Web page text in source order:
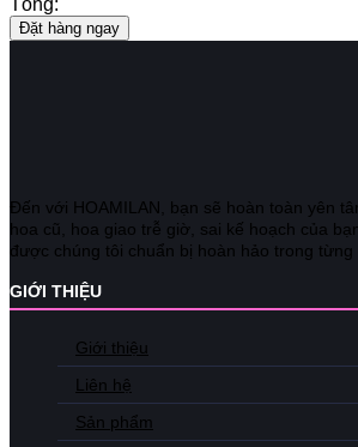
Đặt hàng ngay
Đến với HOAMILAN, bạn sẽ hoàn toàn yên
hoa cũ, hoa giao trễ giờ, sai kế hoạch của
được chúng tôi chuẩn bị hoàn hảo trong từng
GIỚI THIỆU
Giới thiệu
Liên hệ
Sản phẩm